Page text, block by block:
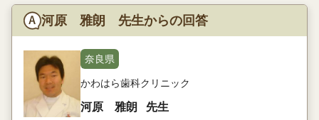
河原 雅朗 先生からの回答
奈良県
かわはら歯科クリニック
河原 雅朗 先生